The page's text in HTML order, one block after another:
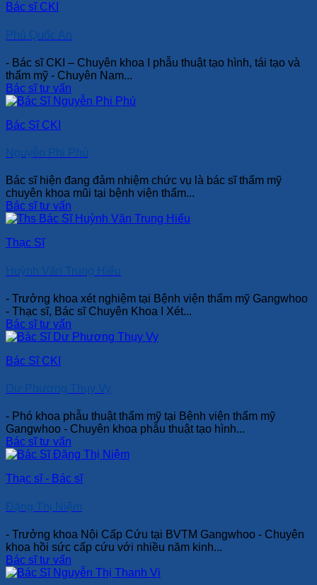
Bác sĩ CKI
Phú Quốc An
- Bác sĩ CKI – Chuyên khoa I phẫu thuật tạo hình, tái tạo và
thẩm mỹ - Chuyên Nam...
Bác sĩ tư vấn
Bác Sĩ CKI
Nguyễn Phi Phú
Bác sĩ hiện đang đảm nhiệm chức vụ là bác sĩ thẩm mỹ
chuyên khoa mũi tại bệnh viện thẩm...
Bác sĩ tư vấn
Thạc Sĩ
Huỳnh Văn Trung Hiếu
- Trưởng khoa xét nghiệm tại Bệnh viện thẩm mỹ Gangwhoo
- Thạc sĩ, Bác sĩ Chuyên Khoa I Xét...
Bác sĩ tư vấn
Bác Sĩ CKI
Dư Phương Thụy Vy
- Phó khoa phẫu thuật thẩm mỹ tại Bệnh viện thẩm mỹ
Gangwhoo - Chuyên khoa phẫu thuật tạo hình...
Bác sĩ tư vấn
Thạc sĩ - Bác sĩ
Đặng Thị Niệm
- Trưởng khoa Nội Cấp Cứu tại BVTM Gangwhoo - Chuyên
khoa hồi sức cấp cứu với nhiều năm kinh...
Bác sĩ tư vấn